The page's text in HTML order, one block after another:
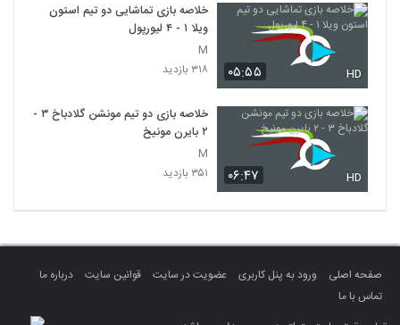
۰۵:۵۵ HD
خلاصه بازی تماشایی دو تیم استون
ویلا ۱ - ۴ لیورپول
M
۳۱۸ بازدید
۰۶:۴۷ HD
خلاصه بازی دو تیم مونشن گلادباخ ۳ -
۲ بایرن مونیخ
M
۳۵۱ بازدید
صفحه اصلی ورود به پنل کاربری عضویت در سایت قوانین سایت
درباره ما
تماس با ما